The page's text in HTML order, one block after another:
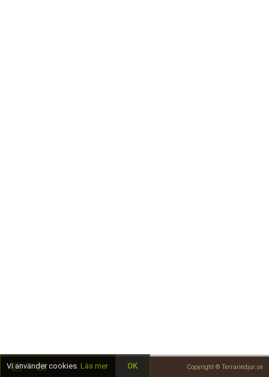
Copyright © Terrariedjur.se
Vi använder cookies. Läs mer OK